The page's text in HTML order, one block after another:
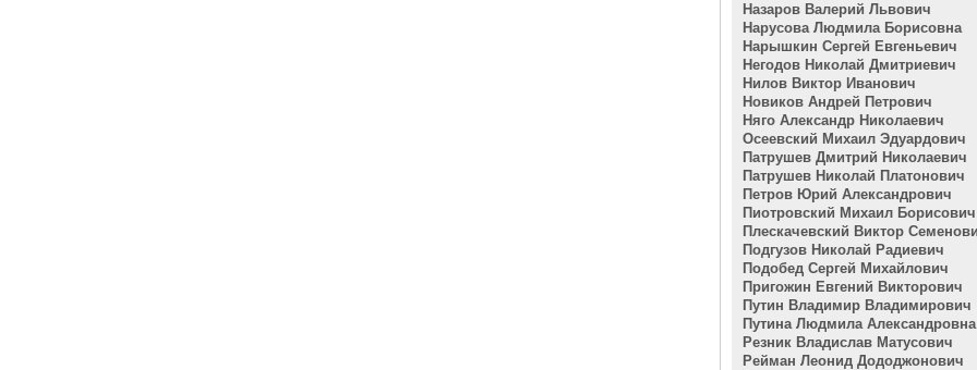
Назаров Валерий Львович
Нарусова Людмила Борисовна
Нарышкин Сергей Евгеньевич
Негодов Николай Дмитриевич
Нилов Виктор Иванович
Новиков Андрей Петрович
Няго Александр Николаевич
Осеевский Михаил Эдуардович
Патрушев Дмитрий Николаевич
Патрушев Николай Платонович
Петров Юрий Александрович
Пиотровский Михаил Борисович
Плескачевский Виктор
Подгузов Николай Радиевич
Подобед Сергей Михайлович
Пригожин Евгений Викторович
Путин Владимир Владимирович
Путина Людмила Александровна
Резник Владислав Матусович
Рейман Леонид Дододжонович